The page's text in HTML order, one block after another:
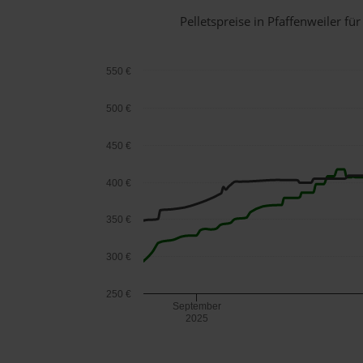
Pelletspreise in Pfaffenweiler
September
2025
250 €
300 €
350 €
400 €
450 €
500 €
550 €